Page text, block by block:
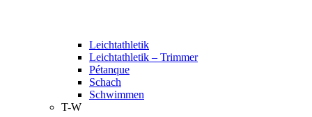
Leichtathletik
Leichtathletik – Trimmer
Pétanque
Schach
Schwimmen
T-W